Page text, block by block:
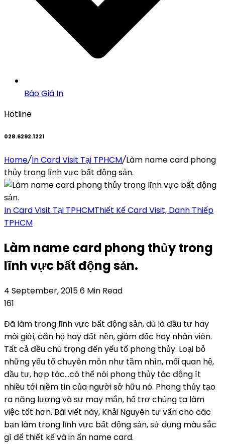
Báo Giá In
Hotline
028.6292.1221
Home/In Card Visit Tại TPHCM/Làm name card phong
thủy trong lĩnh vực bất động sản.
In Card Visit Tại TPHCMThiết Kế Card Visit, Danh Thiếp
TPHCM
Làm name card phong thủy trong
lĩnh vực bất động sản.
4 September, 20156 Min Read
161
Đã làm trong lĩnh vực bất động sản, dù là đầu tư hay
môi giới, căn hộ hay đất nền, giám đốc hay nhân viên.
Tất cả đều chú trọng đến yếu tố phong thủy. Loại bỏ
những yếu tố chuyên môn như tầm nhìn, mối quan hệ,
đầu tư, hợp tác…có thể nói phong thủy tác động ít
nhiều tới niềm tin của người sở hữu nó. Phong thủy tạo
ra năng lượng và sự may mắn, hổ trợ chúng ta làm
việc tốt hơn. Bài viết này, Khải Nguyên tư vấn cho các
bạn làm trong lĩnh vực bất động sản, sử dụng màu sắc
gì để thiết kế và in ấn name card.